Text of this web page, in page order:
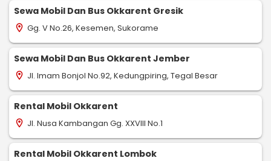
Sewa Mobil Dan Bus Okkarent Gresik
location_on Gg. V No.26, Kesemen, Sukorame
Sewa Mobil Dan Bus Okkarent Jember
location_on Jl. Imam Bonjol No.92, Kedungpiring, Tegal Besar
Rental Mobil Okkarent
location_on Jl. Nusa Kambangan Gg. XXVIII No.1
Rental Mobil Okkarent Lombok